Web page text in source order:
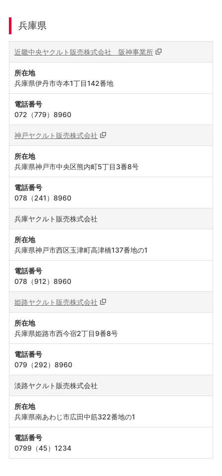
兵庫県
近畿中央ヤクルト販売株式会社 阪神事業所
所在地
兵庫県伊丹市寺本1丁目142番地
電話番号
072（779）8960
神戸ヤクルト販売株式会社
所在地
兵庫県神戸市中央区熊内町5丁目3番8号
電話番号
078（241）8960
兵庫ヤクルト販売株式会社
所在地
兵庫県神戸市西区玉津町高津橋137番地の1
電話番号
078（912）8960
姫路ヤクルト販売株式会社
所在地
兵庫県姫路市西今宿2丁目9番8号
電話番号
079（292）8960
淡路ヤクルト販売株式会社
所在地
兵庫県南あわじ市広田中筋322番地の1
電話番号
0799（45）1234